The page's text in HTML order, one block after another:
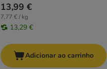
13,99 €
7,77 € / kg
13,29 €
Adicionar ao carrinho